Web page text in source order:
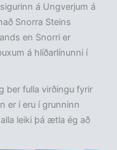
á Ungverjum á
Snorra Steins
en Snorri er
á hlíðarlínunni í
ber fulla virðingu fyrir
er í eru í grunninn
leiki þá ætla ég að